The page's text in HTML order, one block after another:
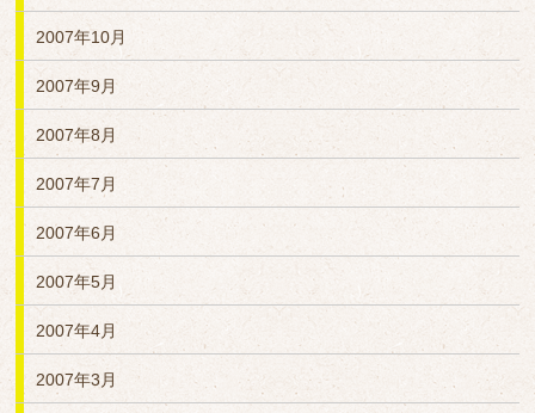
2007年10月
2007年9月
2007年8月
2007年7月
2007年6月
2007年5月
2007年4月
2007年3月